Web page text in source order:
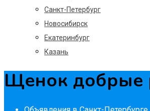
Санкт-Петербург
Новосибирск
Екатеринбург
Казань
Щенок добрые